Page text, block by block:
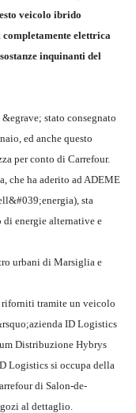
veicolo ibrido
elettrica
inquinanti del
&egrave; stato consegnato
ed anche questo
per conto di Carrefour.
che ha aderito ad ADEME
sta
energie alternative e
urbani di Marsiglia e
riforniti tramite un veicolo
ID Logistics
Distribuzione Hybrys
Logistics si occupa della
di Salon-de-
al dettaglio.